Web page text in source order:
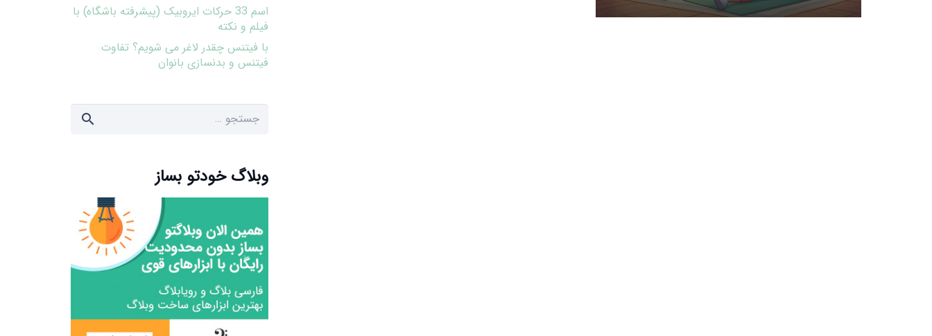
اسم 33 حرکات ایروبیک (پیشرفته باشگاه) با
فیلم و نکته
با فیتنس چقدر لاغر می شویم؟ تفاوت
فیتنس و بدنسازی بانوان
جستجو
وبلاگ خودتو بساز